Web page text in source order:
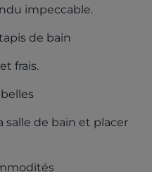
impeccable.
de bain
frais.
salle de bain et placer